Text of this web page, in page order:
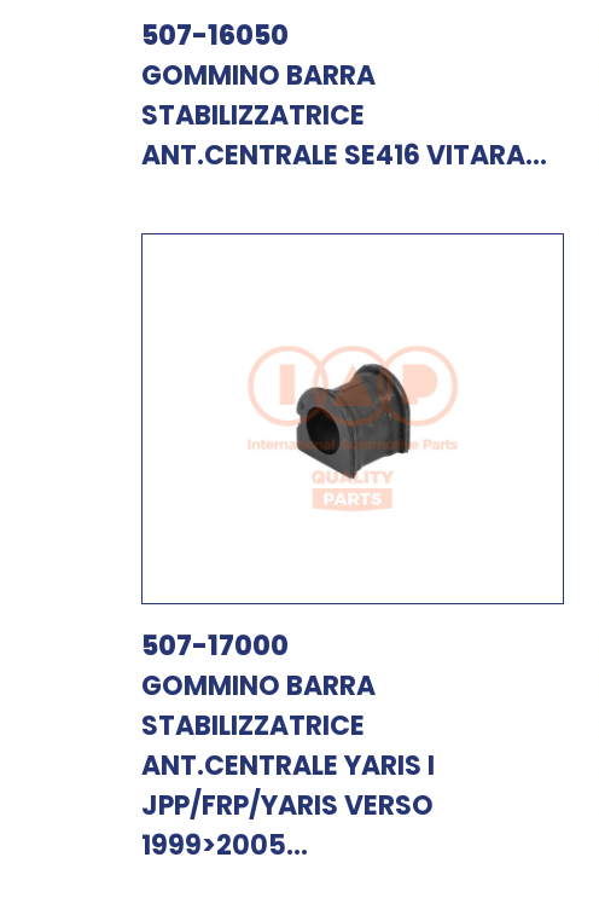
507-16050
GOMMINO BARRA
STABILIZZATRICE
ANT.CENTRALE SE416 VITARA...
507-17000
GOMMINO BARRA
STABILIZZATRICE
ANT.CENTRALE YARIS I
JPP/FRP/YARIS VERSO
1999>2005...